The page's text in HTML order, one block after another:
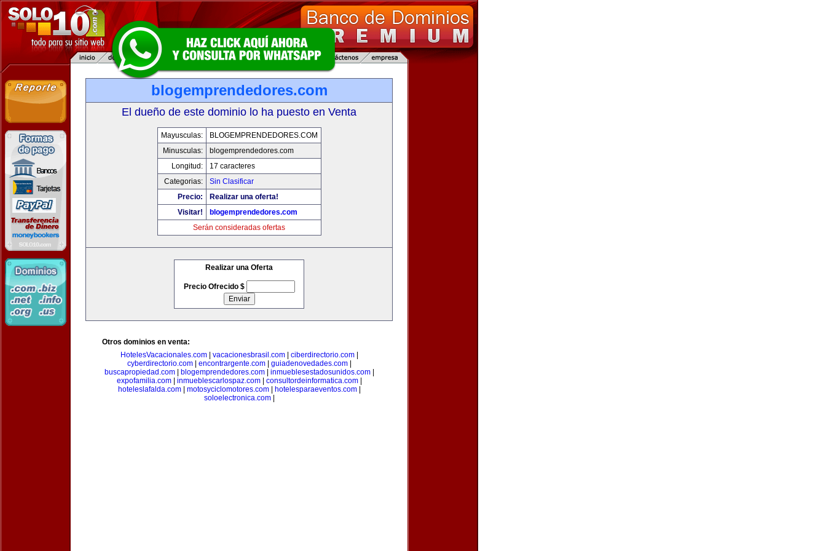
blogemprendedores.com
El dueño de este dominio lo ha puesto en Venta
Mayusculas:
BLOGEMPRENDEDORES.COM
Minusculas:
blogemprendedores.com
Longitud:
17 caracteres
Categorias:
Sin Clasificar
Precio:
Realizar una oferta!
Visitar!
blogemprendedores.com
Serán consideradas ofertas
Realizar una Oferta
Precio Ofrecido $
Otros dominios en venta:
HotelesVacacionales.com| vacacionesbrasil.com| ciberdirectorio.com|
cyberdirectorio.com| encontrargente.com| guiadenovedades.com|
buscapropiedad.com| blogemprendedores.com| inmueblesestadosunidos.com|
expofamilia.com| inmueblescarlospaz.com| consultordeinformatica.com|
hoteleslafalda.com| motosyciclomotores.com| hotelesparaeventos.com|
soloelectronica.com|